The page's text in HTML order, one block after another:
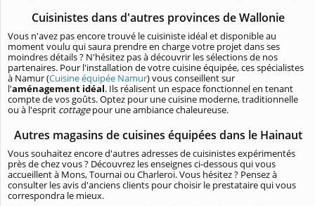
Cuisinistes dans d'autres provinces de Wallonie
Vous n'avez pas encore trouvé le cuisiniste idéal et disponible au
moment voulu qui saura prendre en charge votre projet dans ses
moindres détails ? N'hésitez pas à découvrir les sélections de nos
partenaires. Pour l'installation de votre cuisine équipée, ces spécialistes
à Namur (Cuisine équipée Namur) vous conseillent sur
l'aménagement idéal. Ils réalisent un espace fonctionnel en tenant
compte de vos goûts. Optez pour une cuisine moderne, traditionnelle
ou à l'esprit cottagepour une ambiance chaleureuse.
Autres magasins de cuisines équipées dans le Hainaut
Vous souhaitez encore d'autres adresses de cuisinistes expérimentés
près de chez vous ? Découvrez les enseignes ci-dessous qui vous
accueillent à Mons, Tournai ou Charleroi. Vous hésitez ? Pensez à
consulter les avis d'anciens clients pour choisir le prestataire qui vous
correspondra le mieux.